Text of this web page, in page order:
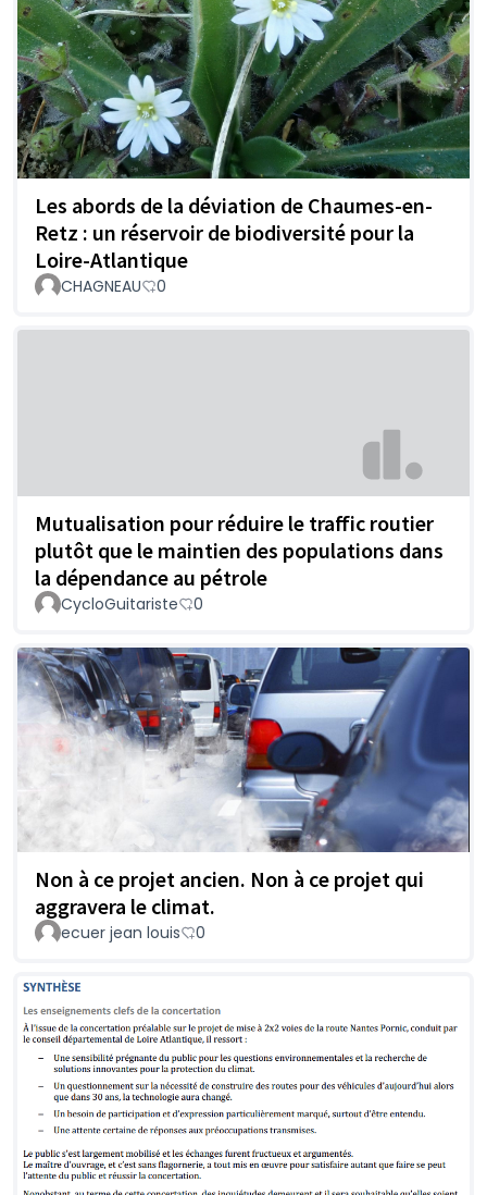
Les abords de la déviation de Chaumes-en-
Retz : un réservoir de biodiversité pour la
Loire-Atlantique
CHAGNEAU 0
Mutualisation pour réduire le traffic routier
plutôt que le maintien des populations dans
la dépendance au pétrole
CycloGuitariste 0
Non à ce projet ancien. Non à ce projet qui
aggravera le climat.
ecuer jean louis 0